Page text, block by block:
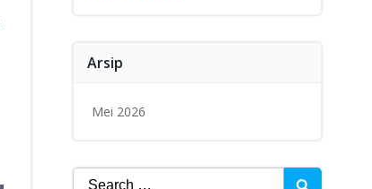
Arsip
Mei 2026
Search